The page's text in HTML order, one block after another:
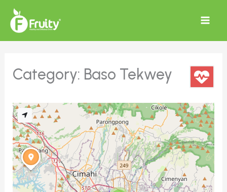
content
Category: Baso Tekwey